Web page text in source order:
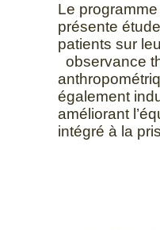
Le
présente
patients sur
observance
également
améliorant
intégré à la